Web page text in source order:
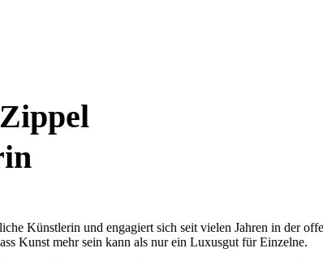
Künstlerin und engagiert sich seit vielen Jahren in der
Kunst mehr sein kann als nur ein Luxusgut für Einzelne.